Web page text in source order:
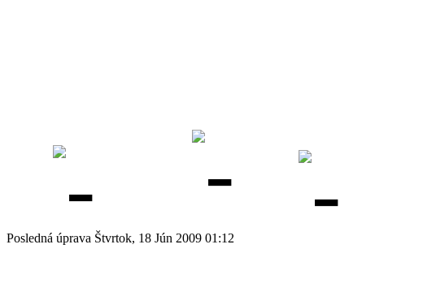
Posledná úprava Štvrtok, 18 Jún 2009 01:12